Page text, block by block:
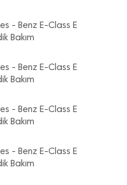
- Benz E-Class E
Bakım
- Benz E-Class E
Bakım
- Benz E-Class E
Bakım
- Benz E-Class E
Bakım